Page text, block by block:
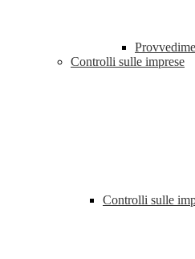
Controlli sulle imprese
Controlli sulle